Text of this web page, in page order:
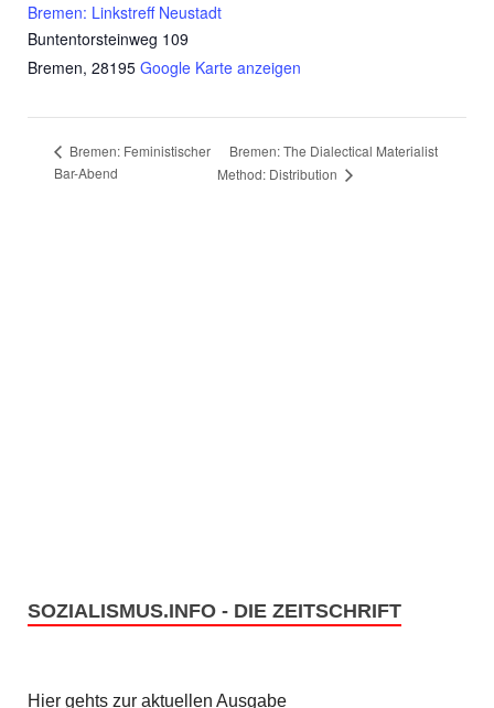
Bremen: Linkstreff Neustadt
Buntentorsteinweg 109
Bremen, 28195 Google Karte anzeigen
Bremen: Feministischer
Bar-Abend
Bremen: The Dialectical Materialist
Method: Distribution
SOZIALISMUS.INFO - DIE ZEITSCHRIFT
Hier gehts zur aktuellen Ausgabe